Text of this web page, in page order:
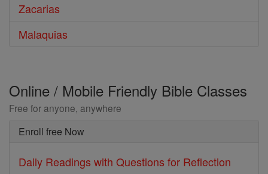
Zacarias
Malaquias
Online / Mobile Friendly Bible Classes
Free for anyone, anywhere
Enroll free Now
Daily Readings with Questions for Reflection